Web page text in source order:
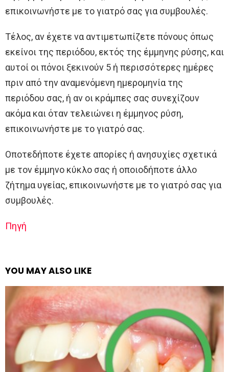
επικοινωνήστε με το γιατρό σας για συμβουλές.
Τέλος, αν έχετε να αντιμετωπίζετε πόνους όπως
εκείνοι της περιόδου, εκτός της έμμηνης ρύσης, και
αυτοί οι πόνοι ξεκινούν 5 ή περισσότερες ημέρες
πριν από την αναμενόμενη ημερομηνία της
περιόδου σας, ή αν οι κράμπες σας συνεχίζουν
ακόμα και όταν τελειώνει η έμμηνος ρύση,
επικοινωνήστε με το γιατρό σας.
Οποτεδήποτε έχετε απορίες ή ανησυχίες σχετικά
με τον έμμηνο κύκλο σας ή οποιοδήποτε άλλο
ζήτημα υγείας, επικοινωνήστε με το γιατρό σας για
συμβουλές.
Πηγή
YOU MAY ALSO LIKE